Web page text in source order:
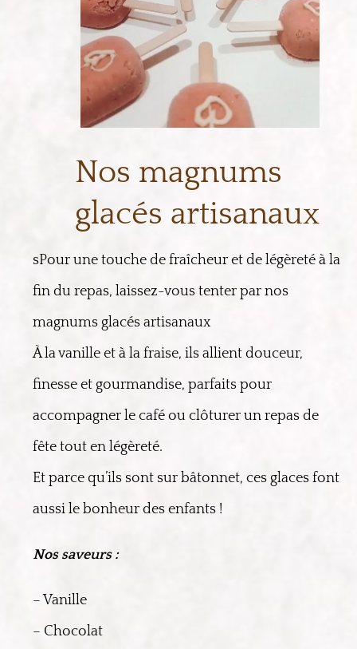
Nos magnums
glacés artisanaux
sPour une touche de fraîcheur et de légèreté à la
fin du repas, laissez-vous tenter par nos
magnums glacés artisanaux
À la vanille et à la fraise, ils allient douceur,
finesse et gourmandise, parfaits pour
accompagner le café ou clôturer un repas de
fête tout en légèreté.
Et parce qu’ils sont sur bâtonnet, ces glaces font
aussi le bonheur des enfants !
Nos saveurs :
– Vanille
– Chocolat